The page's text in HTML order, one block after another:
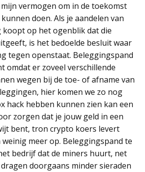
vermogen om in de toekomst
doen. Als je aandelen van
op het ogenblik dat die
is het bedoelde besluit waar
tegen openstaat. Beleggingspand
omdat er zoveel verschillende
wegen bij de toe- of afname van
hier komen we zo nog
hack hebben kunnen zien kan een
zorgen dat je jouw geld in een
bent, tron crypto koers levert
weinig meer op. Beleggingspand te
bedrijf dat de miners huurt, net
doorgaans minder sieraden